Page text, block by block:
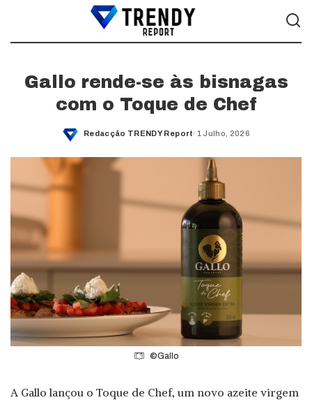
Gallo rende-se às bisnagas
com o Toque de Chef
Posted
Redacção TRENDY Report 1 Julho, 2026
©Gallo
A Gallo lançou o Toque de Chef, um novo azeite virgem